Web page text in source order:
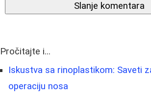
Slanje komentara
Pročitajte i...
Iskustva sa rinoplastikom: Saveti
operaciju nosa